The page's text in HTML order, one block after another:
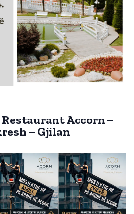
Accorn –
– Gjilan